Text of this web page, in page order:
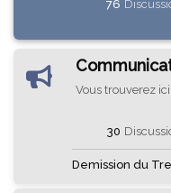
76
Vous trouverez
30
Demission du